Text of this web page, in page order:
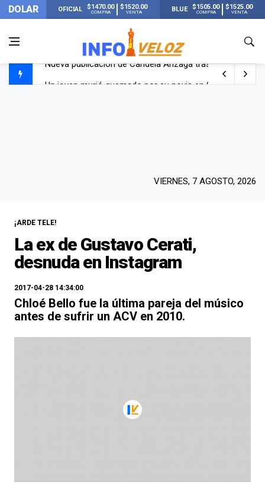
DOLAR OFICIAL $1470.00
COMPRA
$1520.00
VENTA BLUE $1505.00
COMPRA
$1525.00
VENTA
Un joven murió quemado por su novia en San Luis:
VIERNES, 7 AGOSTO, 2026
¡ARDE TELE!
La ex de Gustavo Cerati,
desnuda en Instagram
2017-04-28 14:34:00
Chloé Bello fue la última pareja del músico
antes de sufrir un ACV en 2010.